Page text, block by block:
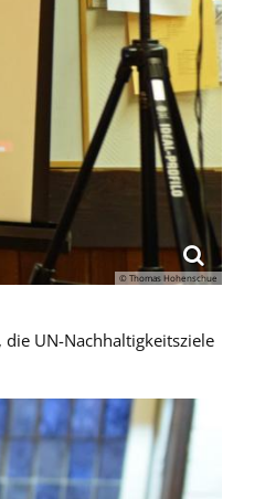
© Thomas Hohenschue
UN-Nachhaltigkeitsziele